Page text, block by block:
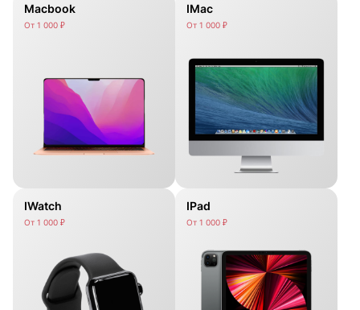
Macbook
От 1 000 ₽
IMac
От 1 000 ₽
IWatch
От 1 000 ₽
IPad
От 1 000 ₽